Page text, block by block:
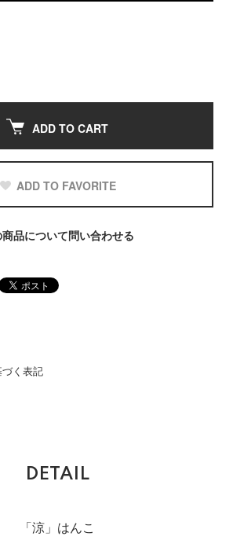
ADD TO CART
ADD TO FAVORITE
商品について問い合わせる
く表記
DETAIL
「涼」はんこ